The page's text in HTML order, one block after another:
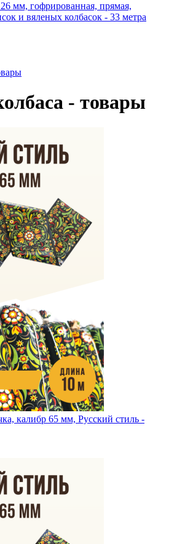
мм, гофрированная, прямая,
и вяленых колбасок - 33 метра
- товары
калибр 65 мм, Русский стиль -